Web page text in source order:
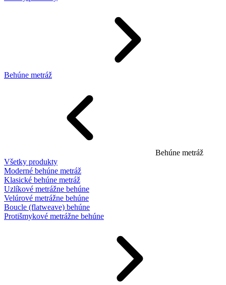
Behúne metráž
Behúne metráž
Všetky produkty
Moderné behúne metráž
Klasické behúne metráž
Uzlíkové metrážne behúne
Velúrové metrážne behúne
Boucle (flatweave) behúne
Protišmykové metrážne behúne